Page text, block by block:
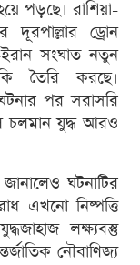
পড়ছে। রাশিয়া-
দূরপাল্লার ড্রোন
ইরান সংঘাত নতুন
তৈরি করছে।
পর সরাসরি
চলমান যুদ্ধ আরও
ঘটনাটির
এখনো নিষ্পত্তি
লক্ষ্যবস্তু
নৌবাণিজ্য